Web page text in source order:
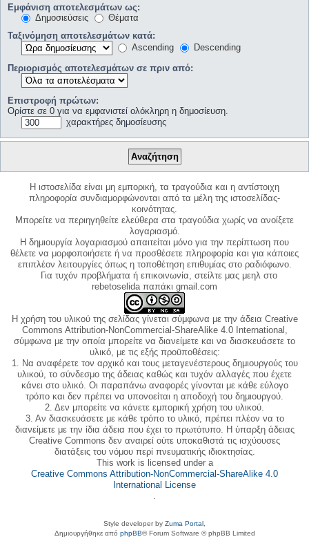
Εμφάνιση αποτελεσμάτων ως:
Δημοσιεύσεις
Θέματα
Ταξινόμηση αποτελεσμάτων κατά:
Ascending
Descending
Περιορισμός αποτελεσμάτων σε πριν από:
Επιστροφή πρώτων:
Ορίστε σε 0 για να εμφανιστεί ολόκληρη η δημοσίευση.
χαρακτήρες δημοσίευσης
Η ιστοσελίδα είναι μη εμπορική, τα τραγούδια και η αντίστοιχη
πληροφορία συνδιαμορφώνονται από τα μέλη της ιστοσελίδας-
κοινότητας.
Μπορείτε να περιηγηθείτε ελεύθερα στα τραγούδια χωρίς να ανοίξετε
λογαριασμό.
Η δημιουργία λογαριασμού απαιτείται μόνο για την περίπτωση που
θέλετε να μορφοποιήσετε ή να προσθέσετε πληροφορία και για κάποιες
επιπλέον λειτουργίες όπως η τοποθέτηση επιθυμίας στο ραδιόφωνο.
Για τυχόν προβλήματα ή επικοινωνία, στείλτε μας μεηλ στο
rebetoselida παπάκι gmail.com
Η χρήση του υλικού της σελίδας γίνεται σύμφωνα με την άδεια Creative
Commons Attribution-NonCommercial-ShareAlike 4.0 International,
σύμφωνα με την οποία μπορείτε να διανείμετε και να διασκευάσετε το
υλικό, με τις εξής προϋποθέσεις:
1. Να αναφέρετε τον αρχικό και τους μεταγενέστερους δημιουργούς του
υλικού, το σύνδεσμο της άδειας καθώς και τυχόν αλλαγές που έχετε
κάνει στο υλικό. Οι παραπάνω αναφορές γίνονται με κάθε εύλογο
τρόπο και δεν πρέπει να υπονοείται η αποδοχή του δημιουργού.
2. Δεν μπορείτε να κάνετε εμπορική χρήση του υλικού.
3. Αν διασκευάσετε με κάθε τρόπο το υλικό, πρέπει πλέον να το
διανείμετε με την ίδια άδεια που έχει το πρωτότυπο. Η ύπαρξη άδειας
Creative Commons δεν αναιρεί ούτε υποκαθιστά τις ισχύουσες
διατάξεις του νόμου περί πνευματικής ιδιοκτησίας.
This work is licensed under a
Creative Commons Attribution-NonCommercial-ShareAlike 4.0
International License
Style developer by Zuma Portal ,
Δημιουργήθηκε από phpBB® Forum Software © phpBB Limited